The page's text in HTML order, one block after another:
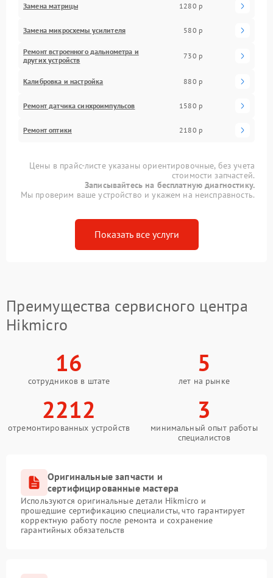
Замена матрицы 1280 р
Замена микросхемы усилителя 580 р
Ремонт встроенного дальнометра и
других устройств
730 р
Калибровка и настройка 880 р
Ремонт датчика синхроимпульсов 1580 р
Ремонт оптики 2180 р
Цены в прайс-листе указаны ориентировочные, без учета
стоимости запчастей.
Записывайтесь на бесплатную диагностику.
Мы проверим ваше устройство и укажем на неисправность.
Показать все услуги
Преимущества сервисного центра
Hikmicro
16
сотрудников в штате
5
лет на рынке
2212
отремонтированных устройств
3
минимальный опыт работы
специалистов
Оригинальные запчасти и
сертифицированные мастера
Используются оригинальные детали Hikmicro и
прошедшие сертификацию специалисты, что гарантирует
корректную работу после ремонта и сохранение
гарантийных обязательств